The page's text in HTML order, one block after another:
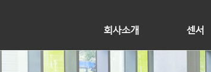
회사소개 센서